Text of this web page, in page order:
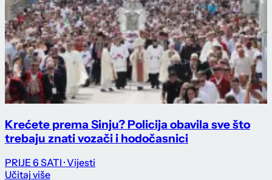
Krećete prema Sinju? Policija obavila sve što
trebaju znati vozači i hodočasnici
PRIJE 6 SATI · Vijesti
Učitaj više